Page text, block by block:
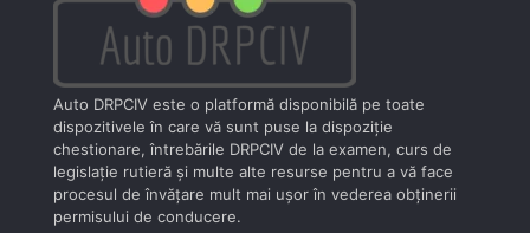
Auto DRPCIV este o platformă disponibilă pe toate
dispozitivele în care vă sunt puse la dispoziţie
chestionare, întrebările DRPCIV de la examen, curs de
legislaţie rutieră şi multe alte resurse pentru a vă face
procesul de învăţare mult mai uşor în vederea obţinerii
permisului de conducere.